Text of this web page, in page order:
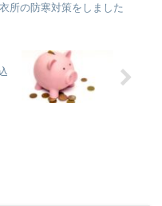
衣所の防寒対策をしました